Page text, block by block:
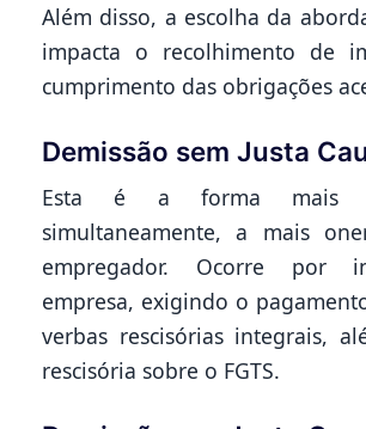
Além disso, a escolha da
impacta o recolhimento de
cumprimento das obrigações
Demissão sem Justa
Esta é a forma mais
simultaneamente, a mais
empregador. Ocorre por
empresa, exigindo o
verbas rescisórias integrais,
rescisória sobre o FGTS.